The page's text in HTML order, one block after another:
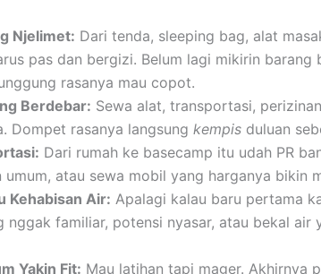
Njelimet: Dari tenda, sleeping bag, alat
pas dan bergizi. Belum lagi mikirin barang
rasanya mau copot.
Berdebar: Sewa alat, transportasi,
Dompet rasanya langsung kempis duluan
Dari rumah ke basecamp itu udah PR
umum, atau sewa mobil yang harganya bikin
Kehabisan Air: Apalagi kalau baru pertama
nggak familiar, potensi nyasar, atau bekal air
Yakin Fit: Mau latihan tapi mager. Akhirnya